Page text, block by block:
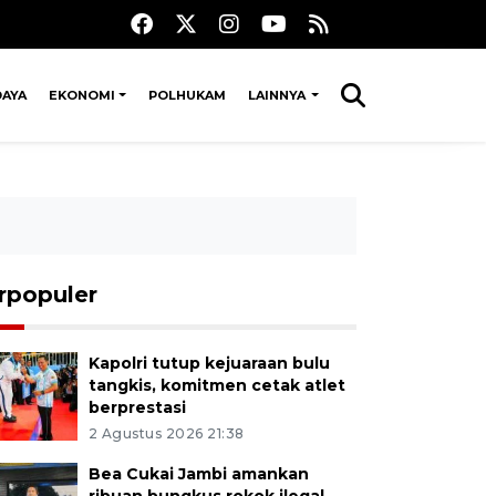
EKONOMI POLHUKAM LAINNYA
Kapolri tutup kejuaraan bulu
tangkis, komitmen cetak atlet
berprestasi
2 Agustus 2026 21:38
Bea Cukai Jambi amankan